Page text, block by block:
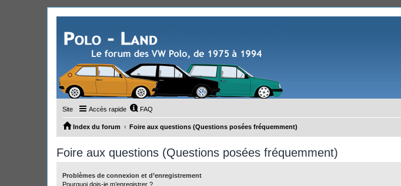
Site Accès rapide FAQ
Index du forum Foire aux questions (Questions posées fréquemment)
Foire aux questions (Questions posées fréquemment)
Problèmes de connexion et d’enregistrement
Pourquoi dois-je m’enregistrer ?